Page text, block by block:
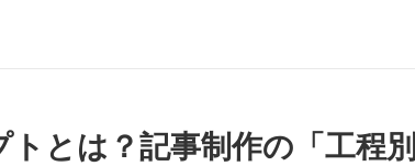
とは？記事制作の「工程別